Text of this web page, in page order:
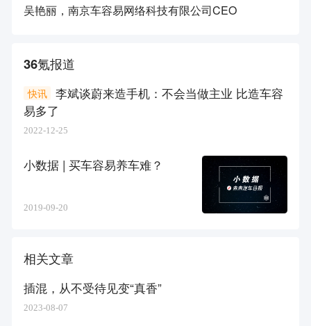
吴艳丽，南京车容易网络科技有限公司CEO
36氪报道
李斌谈蔚来造手机：不会当做主业 比造车容
易多了
快讯
2022-12-25
小数据 | 买车容易养车难？
2019-09-20
相关文章
插混，从不受待见变“真香”
2023-08-07